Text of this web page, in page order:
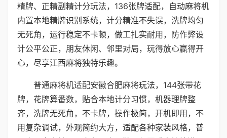
精牌、正精副精计分玩法，136张牌适配，自动麻将机
内置本地精牌识别系统，计分精准不失误，洗牌均匀
无死角，运行稳定不卡顿，做工扎实耐用，防作弊设
计公平公正，朋友休闲、邻里对局，玩得放心赢得开
心，尽享江西麻将独特乐趣。
普通麻将机适配安徽合肥麻将玩法，144张带花
牌，花牌算番数，贴合本地计分习惯，机器理牌整
齐，洗牌无死角，不卡牌，操作极简，开机即用，不
用复杂调试，外观简约大方，适配各种家装风格，普